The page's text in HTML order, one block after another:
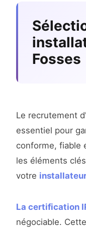
Fosses
Le recrutement
essentiel pour
conforme, fiable
les éléments
votre
La certification
négociable.